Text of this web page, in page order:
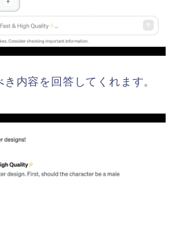
内容を回答してくれます。